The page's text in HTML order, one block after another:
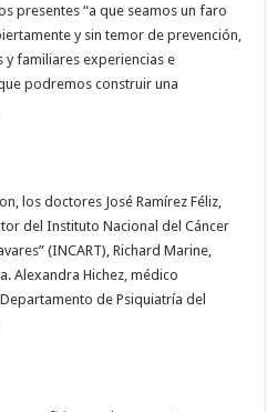
presentes “a que seamos un faro
y sin temor de prevención,
familiares experiencias e
podremos construir una
los doctores José Ramírez Féliz,
del Instituto Nacional del Cáncer
(INCART), Richard Marine,
Alexandra Hichez, médico
de Psiquiatría del